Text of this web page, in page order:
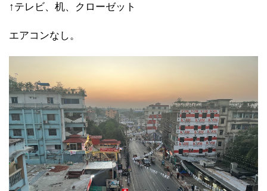
↑テレビ、机、クローゼット
エアコンなし。